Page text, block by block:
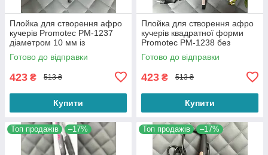
Плойка для створення афро
кучерів Promotec PM-1237
діаметром 10 мм із
затискачем
Готово до відправки
423 ₴ 513 ₴
Купити
Плойка для створення афро
кучерів квадратної форми
Promotec PM-1238 без
затискача
Готово до відправки
423 ₴ 513 ₴
Купити
Топ продажів –17% Топ продажів –17%